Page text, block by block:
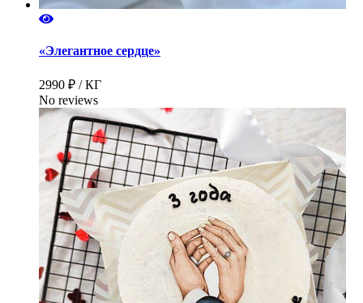
«Элегантное сердце»
2990 ₽ / КГ
No reviews